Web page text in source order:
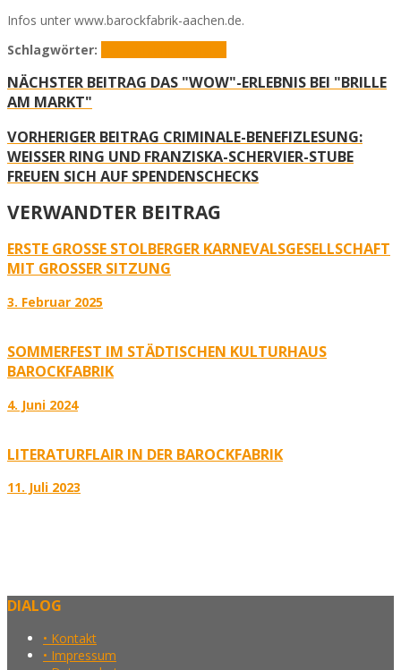
Infos unter www.barockfabrik-aachen.de.
Schlagwörter:
NÄCHSTER BEITRAG DAS "WOW"-ERLEBNIS BEI "BRILLE
AM MARKT"
VORHERIGER BEITRAG CRIMINALE-BENEFIZLESUNG:
WEISSER RING UND FRANZISKA-SCHERVIER-STUBE F
REUEN SICH AUF SPENDENSCHECKS
VERWANDTER BEITRAG
ERSTE GROSSE STOLBERGER KARNEVALSGESELLSCHAFT M
IT GROSSER SITZUNG
3. Februar 2025
SOMMERFEST IM STÄDTISCHEN KULTURHAUS
BAROCKFABRIK
4. Juni 2024
LITERATURFLAIR IN DER BAROCKFABRIK
11. Juli 2023
DIALOG
• Kontakt
• Impressum